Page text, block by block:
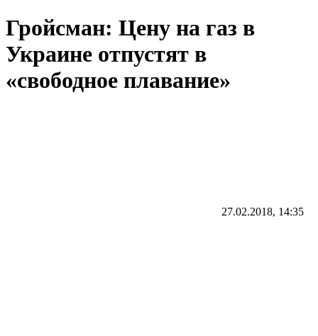
Гройсман: Цену на газ в
Украине отпустят в
«свободное плавание»
27.02.2018, 14:35